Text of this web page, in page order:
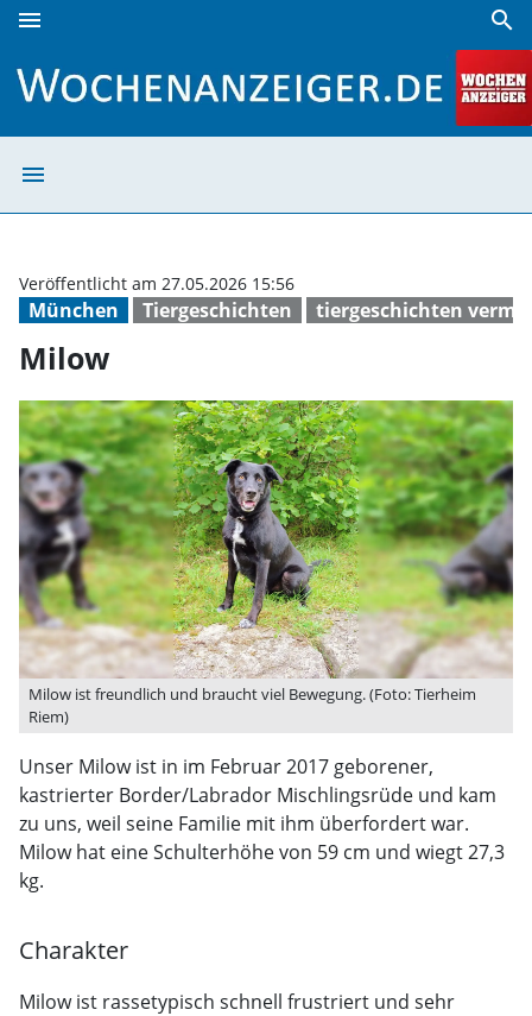
menu search
menu
München Tiergeschichten tiergeschichten
Veröffentlicht am 27.05.2026 15:56
Milow
Milow ist freundlich und braucht viel Bewegung. (Foto: Tierheim
Riem)
Unser Milow ist in im Februar 2017 geborener,
kastrierter Border/Labrador Mischlingsrüde und kam
zu uns, weil seine Familie mit ihm überfordert war.
Milow hat eine Schulterhöhe von 59 cm und wiegt 27,3
kg.
Charakter
Milow ist rassetypisch schnell frustriert und sehr